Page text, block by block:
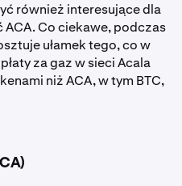
również interesujące dla
Co ciekawe, podczas
ułamek tego, co w
za gaz w sieci Acala
niż ACA, w tym BTC,